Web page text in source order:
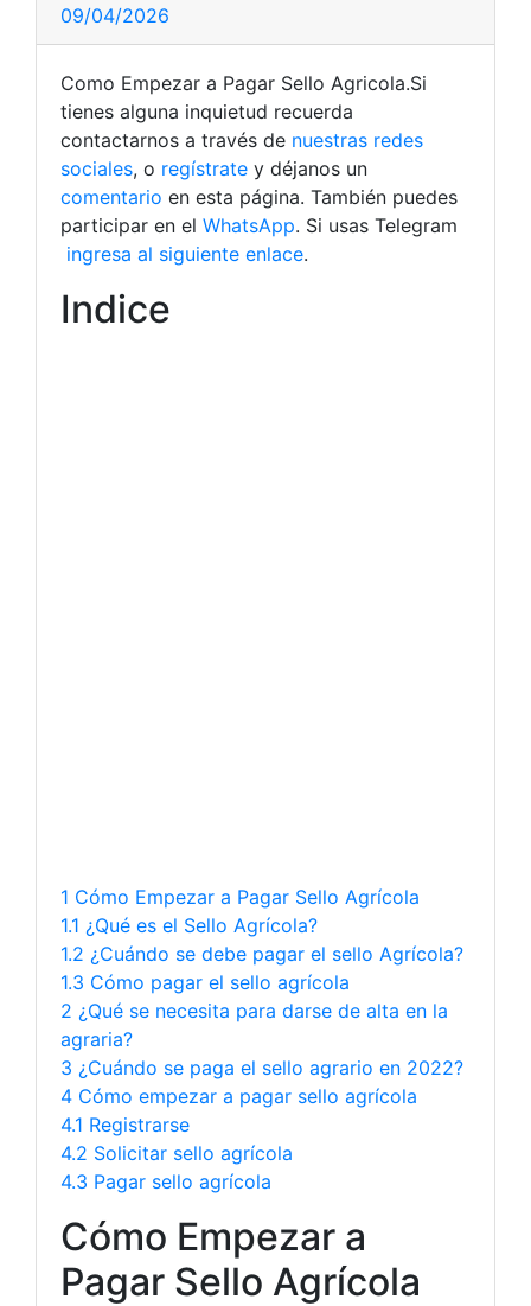
09/04/2026
Como Empezar a Pagar Sello Agricola.Si
tienes alguna inquietud recuerda
contactarnos a través de nuestras redes
sociales, o regístrate y déjanos un
comentario en esta página. También puedes
participar en el WhatsApp. Si usas Telegram
ingresa al siguiente enlace.
Indice
1 Cómo Empezar a Pagar Sello Agrícola
1.1 ¿Qué es el Sello Agrícola?
1.2 ¿Cuándo se debe pagar el sello Agrícola?
1.3 Cómo pagar el sello agrícola
2 ¿Qué se necesita para darse de alta en la
agraria?
3 ¿Cuándo se paga el sello agrario en 2022?
4 Cómo empezar a pagar sello agrícola
4.1 Registrarse
4.2 Solicitar sello agrícola
4.3 Pagar sello agrícola
Cómo Empezar a
Pagar Sello Agrícola